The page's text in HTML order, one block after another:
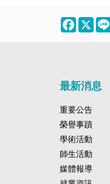
Facebook
X
最新消息
重要公告
榮譽事蹟
學術活動
師生活動
媒體報導